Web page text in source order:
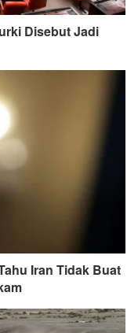
Disebut Jadi
Iran Tidak Buat